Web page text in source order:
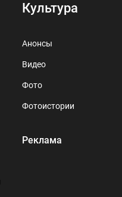
Культура
Анонсы
Видео
Фото
Фотоистории
Реклама